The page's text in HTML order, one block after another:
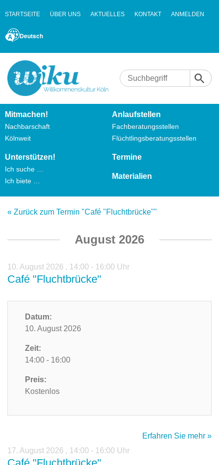
STARTSEITE ÜBER UNS AKTUELLES KONTAKT ANMELDEN
Deutsch
Mitmachen!
Nachbarschaft
Kölnweit
Anlaufstellen
Fachberatungsstellen
Flüchtlingsberatungsstellen
Unterstützen!
Ich suche …
Ich biete …
Termine
Materialien
« Zurück zum Termin "Café "Fluchtbrücke""
August 2026
10. August 2026 , 14:00 - 16:00 Uhr
Café "Fluchtbrücke"
Datum:
10. August 2026
Zeit:
14:00 - 16:00
Preis:
Kostenlos
Erfahren Sie mehr »
17. August 2026 , 14:00 - 16:00 Uhr